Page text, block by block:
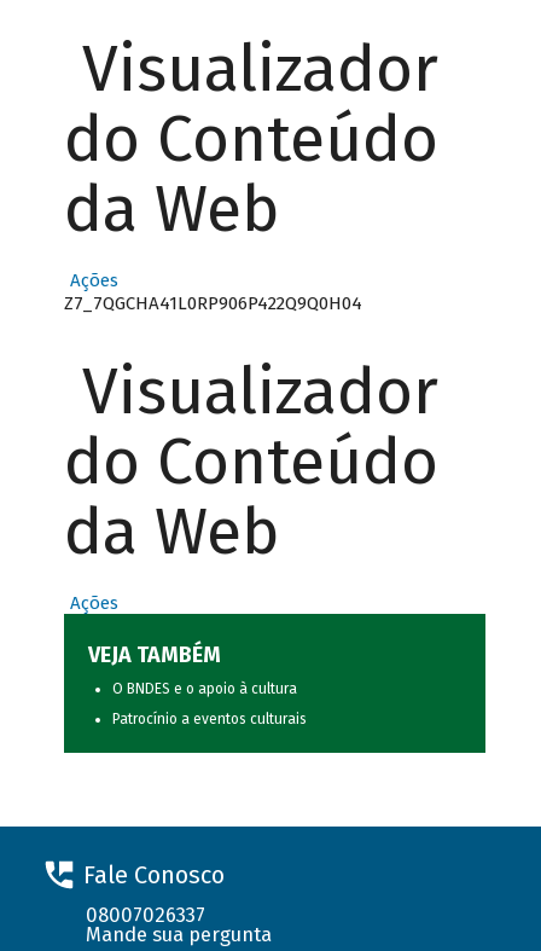
Visualizador
do Conteúdo
da Web
Ações
Z7_7QGCHA41L0RP906P422Q9Q0H04
Visualizador
do Conteúdo
da Web
Ações
VEJA TAMBÉM
O BNDES e o apoio à cultura
Patrocínio a eventos culturais
Fale Conosco
08007026337
Mande sua pergunta